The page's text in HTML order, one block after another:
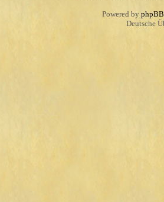
Powered by phpBB
Deutsche